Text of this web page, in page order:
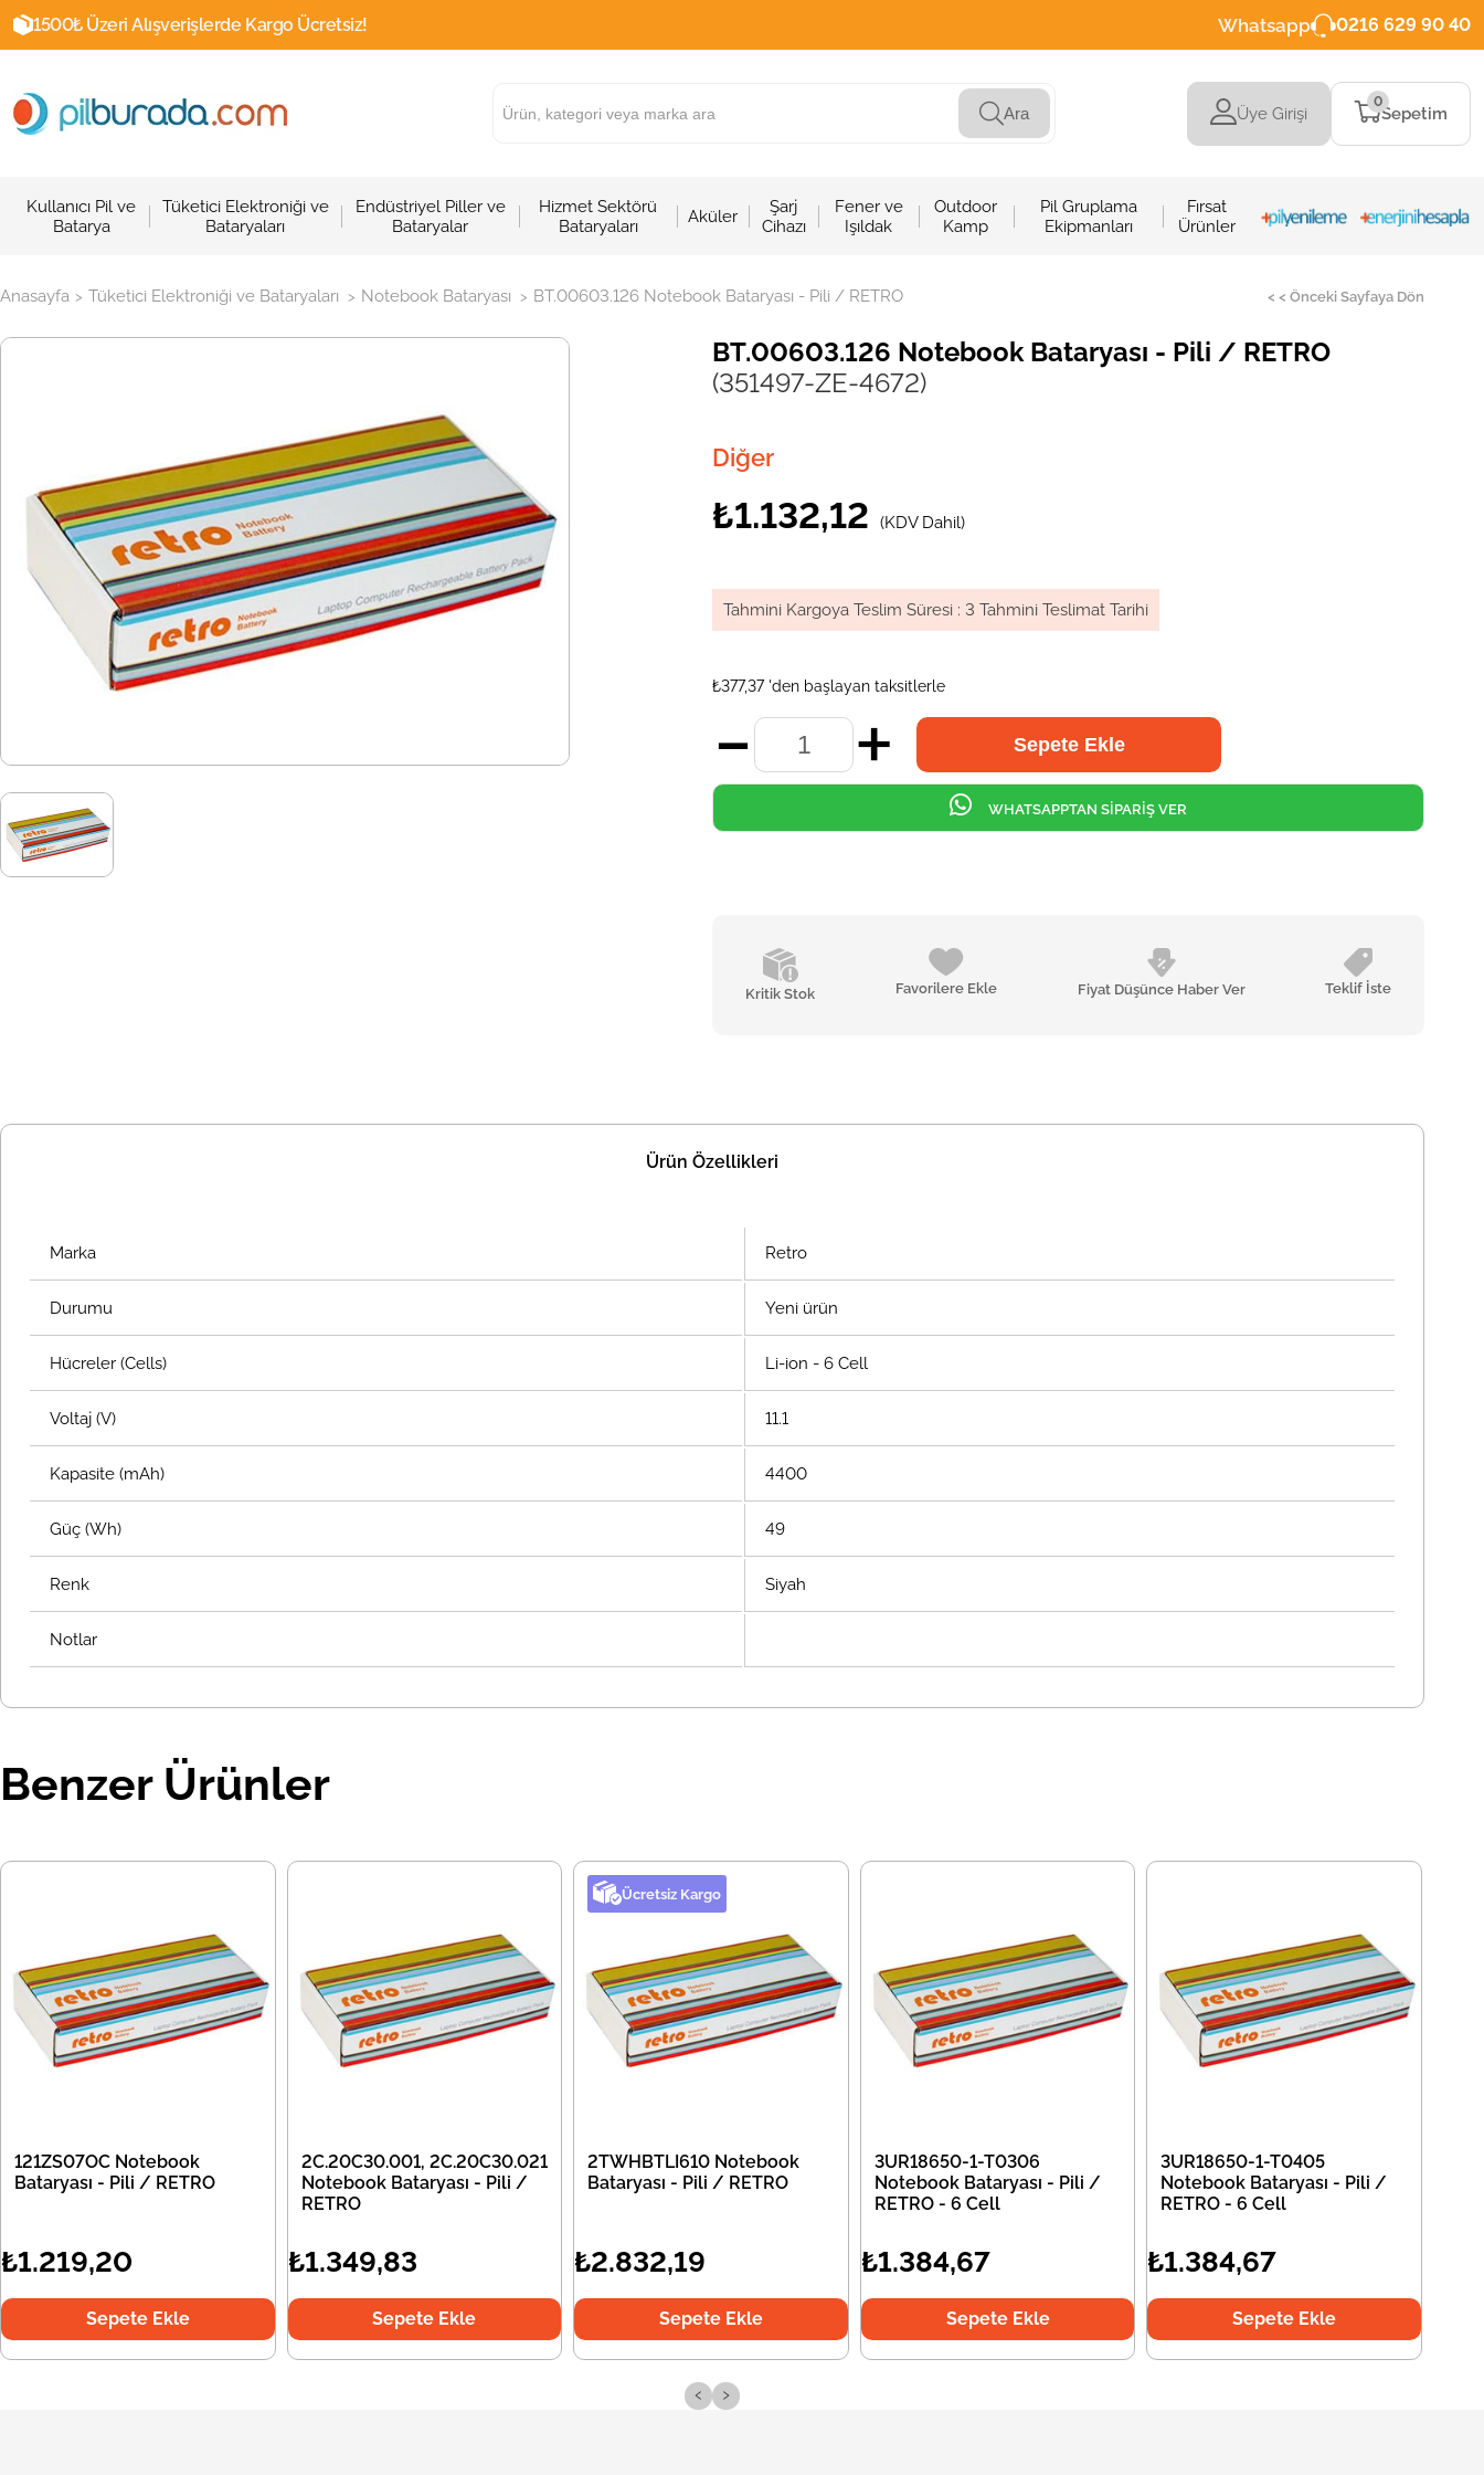
1500₺ Üzeri Alışverişlerde Kargo Ücretsiz! Whatsapp 0216 629 90 40
Ara Üye Girişi Sepetim
0
Kullanıcı Pil ve
Batarya
Tüketici Elektroniği ve
Bataryaları
Endüstriyel Piller ve
Bataryalar
Hizmet Sektörü
Bataryaları
Aküler
Şarj
Cihazı
Fener ve
Işıldak
Outdoor
Kamp
Pil Gruplama
Ekipmanları
Fırsat
Ürünler
Anasayfa > Tüketici Elektroniği ve Bataryaları > Notebook Bataryası > BT.00603.126 Notebook Bataryası - Pili / RETRO < < Önceki Sayfaya Dön
BT.00603.126 Notebook Bataryası - Pili / RETRO
(351497-ZE-4672)
Diğer
₺1.132,12 (KDV Dahil)
Tahmini Kargoya Teslim Süresi : 3 Tahmini Teslimat Tarihi
₺377,37 'den başlayan taksitlerle
Kritik Stok Favorilere Ekle Fiyat Düşünce Haber Ver Teklif İste
WHATSAPPTAN SİPARİŞ VER
Ürün Özellikleri
Marka Retro
Durumu Yeni ürün
Hücreler (Cells) Li-ion - 6 Cell
Voltaj (V) 11.1
Kapasite (mAh) 4400
Güç (Wh) 49
Renk Siyah
Notlar
Benzer Ürünler
121ZS07OC Notebook
Bataryası - Pili / RETRO
₺1.219,20
Sepete Ekle
2C.20C30.001, 2C.20C30.021
Notebook Bataryası - Pili /
RETRO
₺1.349,83
Sepete Ekle
Ücretsiz Kargo
2TWHBTLI610 Notebook
Bataryası - Pili / RETRO
₺2.832,19
Sepete Ekle
3UR18650-1-T0306
Notebook Bataryası - Pili /
RETRO - 6 Cell
₺1.384,67
Sepete Ekle
3UR18650-1-T0405
Notebook Bataryası - Pili /
RETRO - 6 Cell
₺1.384,67
Sepete Ekle
‹ ›